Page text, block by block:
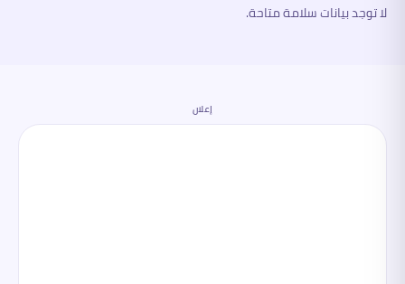
لا توجد بيانات سلامة متاحة.
إعلان